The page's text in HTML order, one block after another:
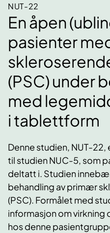
NUT-22
En åpen
pasienter
(PSC) under
med
i tablettform
Denne studien, NUT-
til studien NUC-5, som
deltatt i. Studien
behandling av primær
(PSC). Formålet med
informasjon om virkning
hos denne